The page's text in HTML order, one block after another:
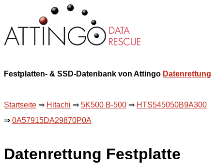
Festplatten- & SSD-Datenbank von Attingo Datenrettung
Startseite ⇒ Hitachi ⇒ 5K500 B-500 ⇒ HTS545050B9A300
⇒ 0A57915DA29870P0A
Datenrettung Festplatte